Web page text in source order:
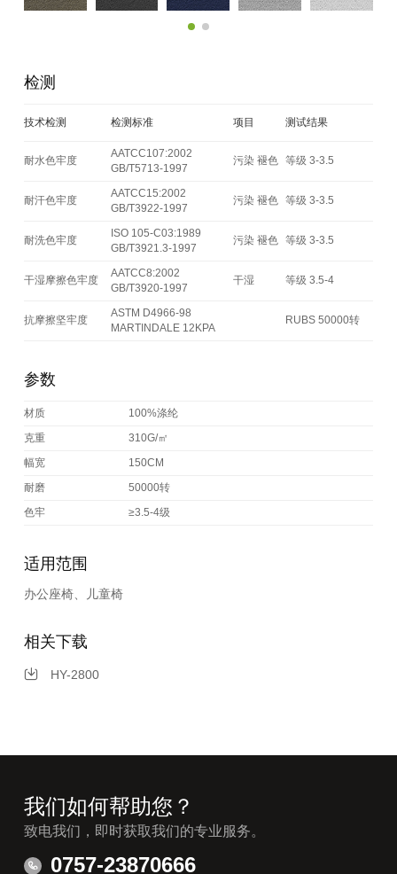
检测
技术检测 检测标准 项目 测试结果
耐水色牢度
AATCC107:2002
GB/T5713-1997
污染 褪色 等级 3-3.5
耐汗色牢度
AATCC15:2002
GB/T3922-1997
污染 褪色 等级 3-3.5
耐洗色牢度
ISO 105-C03:1989
GB/T3921.3-1997
污染 褪色 等级 3-3.5
干湿摩擦色牢度
AATCC8:2002
GB/T3920-1997
干湿 等级 3.5-4
抗摩擦坚牢度
ASTM D4966-98
MARTINDALE 12KPA
RUBS 50000转
参数
材质
100%涤纶
克重
310G/㎡
幅宽
150CM
耐磨
50000转
色牢
≥3.5-4级
适用范围
办公座椅、儿童椅
相关下载
HY-2800
我们如何帮助您？
致电我们，即时获取我们的专业服务。
0757-23870666